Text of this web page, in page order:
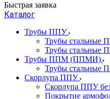
Быстрая заявка
Каталог
Трубы ППУ
Трубы стальные
Трубы стальные
Трубы ППМ (ППМИ)
Трубы стальные
Скорлупа ППУ
Скорлупа ППУ
Покрытие